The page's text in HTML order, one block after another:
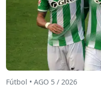
Fútbol • AGO 5 / 2026